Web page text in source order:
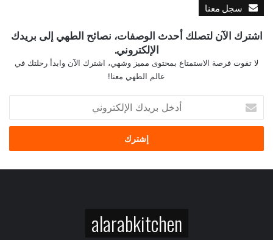
سجل معنا
اشترك الآن لتصلك أحدث الوصفات، نصائح الطهي إلى بريدك
الإلكتروني.
لا تفوت فرصة الاستمتاع بمحتوى مميز وشهي، اشترك الآن وابدأ رحلتك في
عالم الطهي معنا!
خ
ب
alarabkitchen